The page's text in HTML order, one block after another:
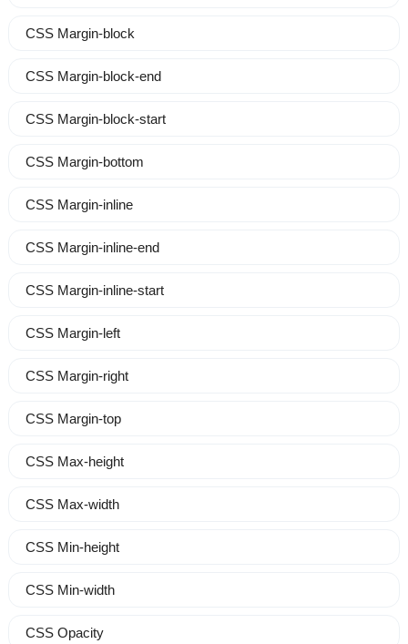
CSS Margin-block
CSS Margin-block-end
CSS Margin-block-start
CSS Margin-bottom
CSS Margin-inline
CSS Margin-inline-end
CSS Margin-inline-start
CSS Margin-left
CSS Margin-right
CSS Margin-top
CSS Max-height
CSS Max-width
CSS Min-height
CSS Min-width
CSS Opacity